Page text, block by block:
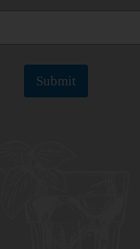
e
*
Submit